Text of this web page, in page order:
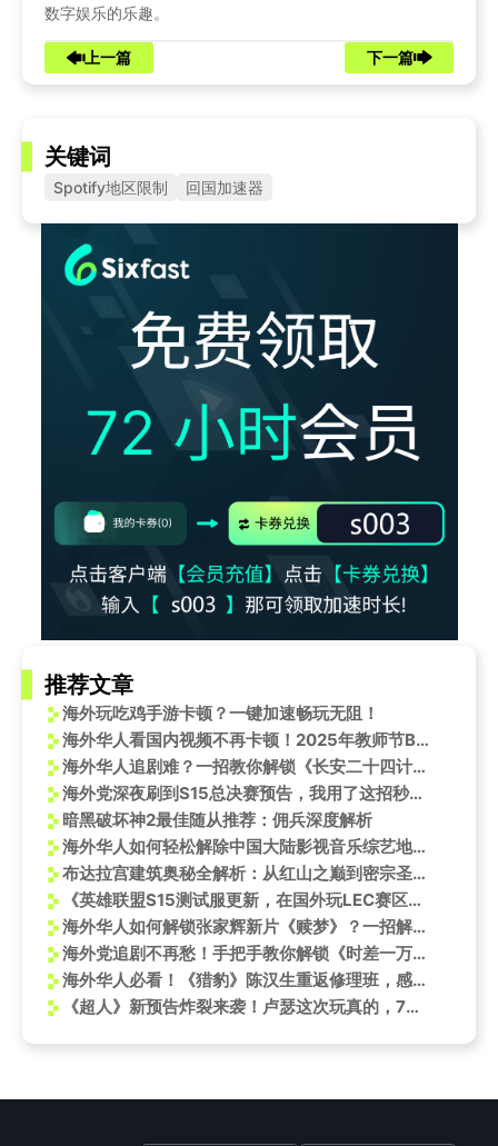
数字娱乐的乐趣。
上一篇 下一篇
关键词
Spotify地区限制 回国加速器
推荐文章
海外玩吃鸡手游卡顿？一键加速畅玩无阻！
海外华人看国内视频不再卡顿！2025年教师节B站神仙打架现场实录
海外华人追剧难？一招教你解锁《长安二十四计》，告别卡顿与地区限制
海外党深夜刷到S15总决赛预告，我用了这招秒解卡顿！
暗黑破坏神2最佳随从推荐：佣兵深度解析
海外华人如何轻松解除中国大陆影视音乐综艺地区限制播放难题
布达拉宫建筑奥秘全解析：从红山之巅到密宗圣境的时空解码
《英雄联盟S15测试服更新，在国外玩LEC赛区延迟高怎么办？Sixfast一键加速教程》
海外华人如何解锁张家辉新片《赎梦》？一招解决影视地区限制问题
海外党追剧不再愁！手把手教你解锁《时差一万公里》等国产好剧
海外华人必看！《猎豹》陈汉生重返修理班，感人兄弟情温暖全网
《超人》新预告炸裂来袭！卢瑟这次玩真的，7月11日影院见真章